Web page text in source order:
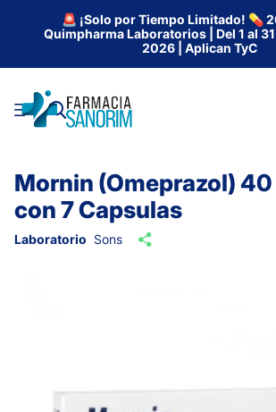
🚨 ¡Solo por Tiempo Limitado! 💊
Quimpharma Laboratorios | Del 1 al
2026 | Aplican TyC
Mornin (Omeprazol) 40
con 7 Capsulas
Laboratorio Sons